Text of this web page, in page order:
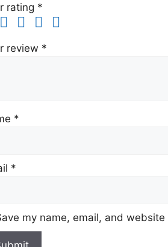
rating *
review *
*
*
my name, email, and